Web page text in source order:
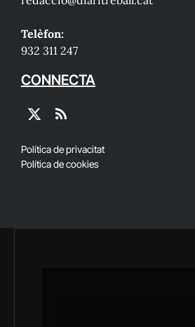
Telèfon:
932 311 247
CONNECTA
X
RSS
Política de privacitat
Política de cookies